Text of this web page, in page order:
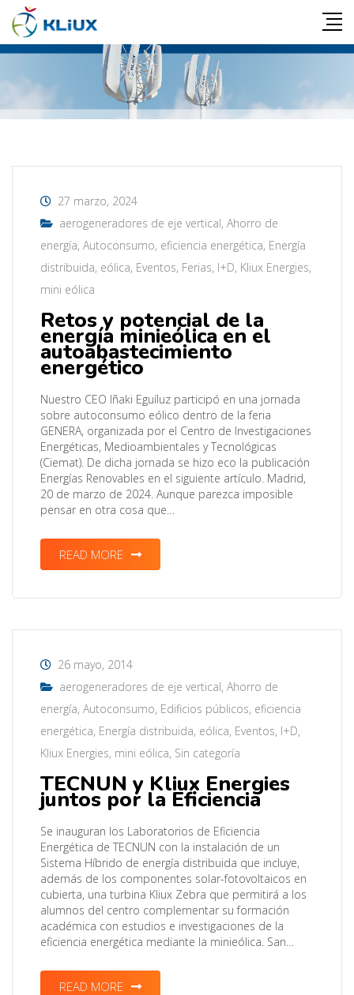
27 marzo, 2024
aerogeneradores de eje vertical, Ahorro de
energía, Autoconsumo, eficiencia energética, Energía
distribuida, eólica, Eventos, Ferias, I+D, Kliux Energies,
mini eólica
Retos y potencial de la
energía minieólica en el
autoabastecimiento
energético
Nuestro CEO Iñaki Eguíluz participó en una jornada
sobre autoconsumo eólico dentro de la feria
GENERA, organizada por el Centro de Investigaciones
Energéticas, Medioambientales y Tecnológicas
(Ciemat). De dicha jornada se hizo eco la publicación
Energías Renovables en el siguiente artículo. Madrid,
20 de marzo de 2024. Aunque parezca imposible
pensar en otra cosa que…
READ MORE
26 mayo, 2014
aerogeneradores de eje vertical, Ahorro de
energía, Autoconsumo, Edificios públicos, eficiencia
energética, Energía distribuida, eólica, Eventos, I+D,
Kliux Energies, mini eólica, Sin categoría
TECNUN y Kliux Energies
juntos por la Eficiencia
Se inauguran los Laboratorios de Eficiencia
Energética de TECNUN con la instalación de un
Sistema Híbrido de energía distribuida que incluye,
además de los componentes solar-fotovoltaicos en
cubierta, una turbina Kliux Zebra que permitirá a los
alumnos del centro complementar su formación
académica con estudios e investigaciones de la
eficiencia energética mediante la minieólica. San…
READ MORE